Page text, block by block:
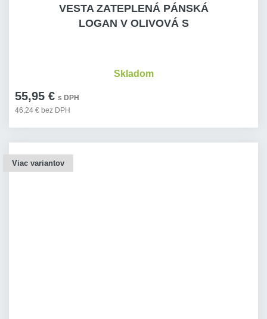
VESTA ZATEPLENÁ PÁNSKÁ
LOGAN V OLIVOVÁ S
55,95 € s DPH
46,24 € bez DPH
Skladom
Viac variantov